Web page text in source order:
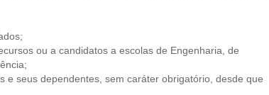
ou a candidatos a escolas de Engenharia, de
e seus dependentes, sem caráter obrigatório, desde que